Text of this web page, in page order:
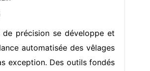
de précision se développe et
automatisée des vêlages
exception. Des outils fondés